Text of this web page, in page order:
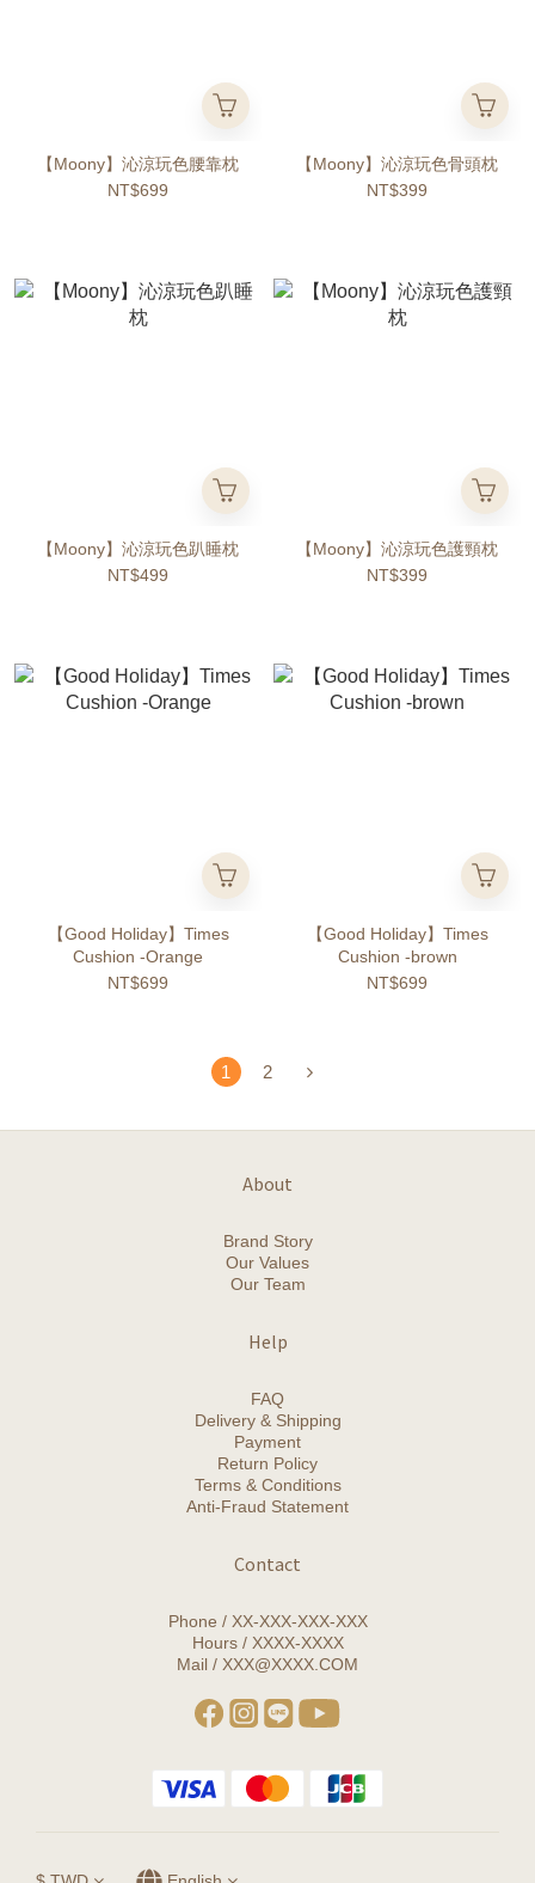
【Moony】沁涼玩色腰靠枕
NT$699
【Moony】沁涼玩色骨頭枕
NT$399
【Moony】沁涼玩色趴睡枕
NT$499
【Moony】沁涼玩色護頸枕
NT$399
【Good Holiday】Times
Cushion -Orange
NT$699
【Good Holiday】Times
Cushion -brown
NT$699
1 2
About
Brand Story
Our Values
Our Team
Help
FAQ
Delivery & Shipping
Payment
Return Policy
Terms & Conditions
Anti-Fraud Statement
Contact
Phone / XX-XXX-XXX-XXX
Hours / XXXX-XXXX
Mail / XXX@XXXX.COM